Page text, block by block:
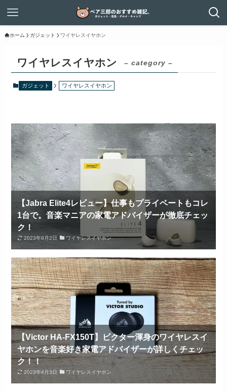
ホーム ガジェット ワイヤレスイヤホン
ワイヤレスイヤホン – category –
ガジェット ワイヤレスイヤホン
【Jabra Elite4レビュー】仕事もプライベートもコレ
1台で。音楽マニアの家電アドバイザーが徹底チェッ
ク！
2023年9月2日 ワイヤレスイヤホン
【Victor HA-FX150T】ビクター渾身のワイヤレスイ
ヤホンを音楽好き家電アドバイザーが詳しくチェッ
ク！！
2023年4月3日 ワイヤレスイヤホン